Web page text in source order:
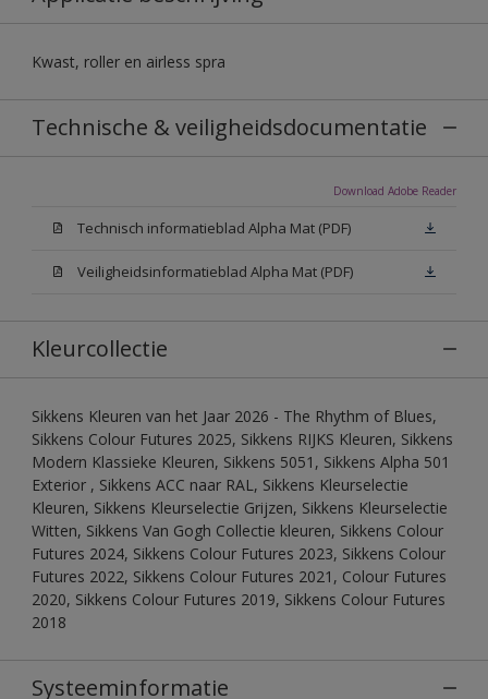
Kwast, roller en airless spra
Technische & veiligheidsdocumentatie
Download Adobe Reader
Technisch informatieblad Alpha Mat (PDF)
Veiligheidsinformatieblad Alpha Mat (PDF)
Kleurcollectie
Sikkens Kleuren van het Jaar 2026 - The Rhythm of Blues,
Sikkens Colour Futures 2025, Sikkens RIJKS Kleuren, Sikkens
Modern Klassieke Kleuren, Sikkens 5051, Sikkens Alpha 501
Exterior , Sikkens ACC naar RAL, Sikkens Kleurselectie
Kleuren, Sikkens Kleurselectie Grijzen, Sikkens Kleurselectie
Witten, Sikkens Van Gogh Collectie kleuren, Sikkens Colour
Futures 2024, Sikkens Colour Futures 2023, Sikkens Colour
Futures 2022, Sikkens Colour Futures 2021, Colour Futures
2020, Sikkens Colour Futures 2019, Sikkens Colour Futures
2018
Systeeminformatie